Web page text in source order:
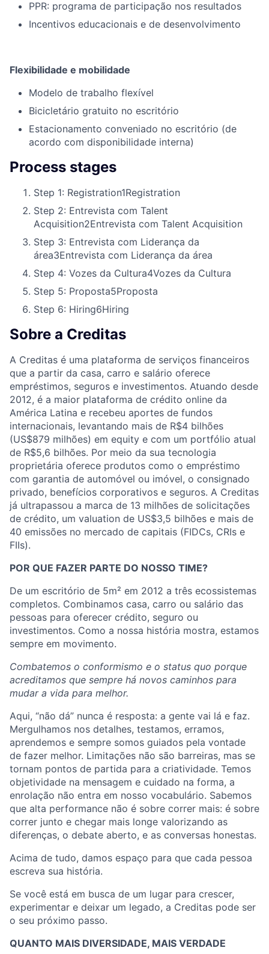
PPR: programa de participação nos resultados
Incentivos educacionais e de desenvolvimento
Flexibilidade e mobilidade
Modelo de trabalho flexível
Bicicletário gratuito no escritório
Estacionamento conveniado no escritório (de
acordo com disponibilidade interna)
Process stages
Step 1: Registration1Registration
Step 2: Entrevista com Talent
Acquisition2Entrevista com Talent Acquisition
Step 3: Entrevista com Liderança da
área3Entrevista com Liderança da área
Step 4: Vozes da Cultura4Vozes da Cultura
Step 5: Proposta5Proposta
Step 6: Hiring6Hiring
Sobre a Creditas
A Creditas é uma plataforma de serviços financeiros
que a partir da casa, carro e salário oferece
empréstimos, seguros e investimentos. Atuando desde
2012, é a maior plataforma de crédito online da
América Latina e recebeu aportes de fundos
internacionais, levantando mais de R$4 bilhões
(US$879 milhões) em equity e com um portfólio atual
de R$5,6 bilhões. Por meio da sua tecnologia
proprietária oferece produtos como o empréstimo
com garantia de automóvel ou imóvel, o consignado
privado, benefícios corporativos e seguros. A Creditas
já ultrapassou a marca de 13 milhões de solicitações
de crédito, um valuation de US$3,5 bilhões e mais de
40 emissões no mercado de capitais (FIDCs, CRIs e
FIIs).
POR QUE FAZER PARTE DO NOSSO TIME?
De um escritório de 5m² em 2012 a três ecossistemas
completos. Combinamos casa, carro ou salário das
pessoas para oferecer crédito, seguro ou
investimentos. Como a nossa história mostra, estamos
sempre em movimento.
Combatemos o conformismo e o status quo porque
acreditamos que sempre há novos caminhos para
mudar a vida para melhor.
Aqui, “não dá” nunca é resposta: a gente vai lá e faz.
Mergulhamos nos detalhes, testamos, erramos,
aprendemos e sempre somos guiados pela vontade
de fazer melhor. Limitações não são barreiras, mas se
tornam pontos de partida para a criatividade. Temos
objetividade na mensagem e cuidado na forma, a
enrolação não entra em nosso vocabulário. Sabemos
que alta performance não é sobre correr mais: é sobre
correr junto e chegar mais longe valorizando as
diferenças, o debate aberto, e as conversas honestas.
Acima de tudo, damos espaço para que cada pessoa
escreva sua história.
Se você está em busca de um lugar para crescer,
experimentar e deixar um legado, a Creditas pode ser
o seu próximo passo.
QUANTO MAIS DIVERSIDADE, MAIS VERDADE